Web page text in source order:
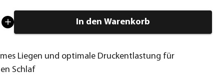
In den Warenkorb
Liegen und optimale Druckentlastung für
Schlaf